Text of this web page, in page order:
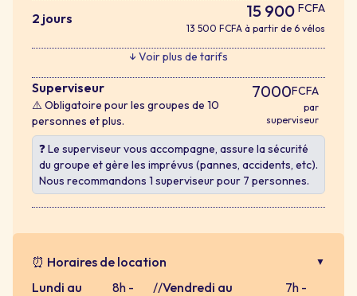
2 jours 15 900 FCFA
13 500 FCFA à partir de 6 vélos
↓ Voir plus de tarifs
Superviseur
⚠️ Obligatoire pour les groupes de 10
personnes et plus.
7000FCFA
par
superviseur
❓ Le superviseur vous accompagne, assure la sécurité
du groupe et gère les imprévus (pannes, accidents, etc).
Nous recommandons 1 superviseur pour 7 personnes.
⏰ Horaires de location ▼
Lundi au
8h -
//Vendredi au
7h -